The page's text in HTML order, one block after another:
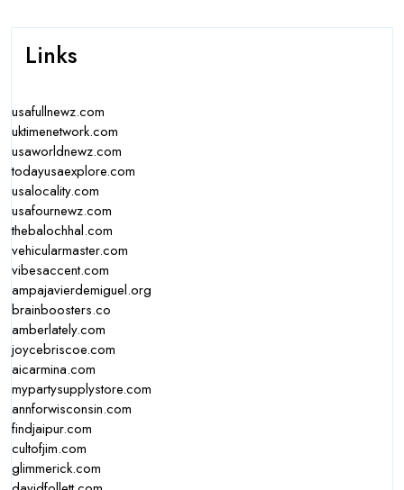
Links
usafullnewz.com
uktimenetwork.com
usaworldnewz.com
todayusaexplore.com
usalocality.com
usafournewz.com
thebalochhal.com
vehicularmaster.com
vibesaccent.com
ampajavierdemiguel.org
brainboosters.co
amberlately.com
joycebriscoe.com
aicarmina.com
mypartysupplystore.com
annforwisconsin.com
findjaipur.com
cultofjim.com
glimmerick.com